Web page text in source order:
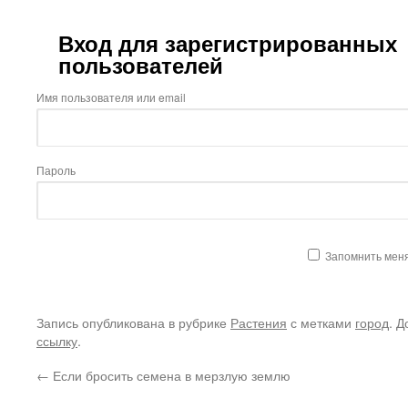
Вход для зарегистрированных
пользователей
Имя пользователя или email
Пароль
Запомнить
Запись опубликована в рубрике Растения с метками город.
ссылку.
← Если бросить семена в мерзлую землю